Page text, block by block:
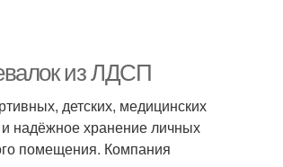
из ЛДСП
детских, медицинских
и надёжное хранение личных
помещения. Компания